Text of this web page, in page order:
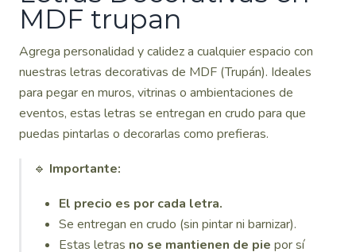
MDF trupan
Agrega personalidad y calidez a cualquier espacio con
nuestras letras decorativas de MDF (Trupán). Ideales
para pegar en muros, vitrinas o ambientaciones de
eventos, estas letras se entregan en crudo para que
puedas pintarlas o decorarlas como prefieras.
🔹 Importante:
El precio es por cada letra.
Se entregan en crudo (sin pintar ni barnizar).
Estas letras no se mantienen de pie por sí